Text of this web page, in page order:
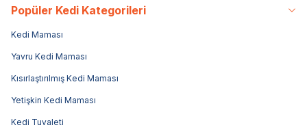
Popüler Kedi Kategorileri
Kedi Maması
Yavru Kedi Maması
Kısırlaştırılmış Kedi Maması
Yetişkin Kedi Maması
Kedi Tuvaleti